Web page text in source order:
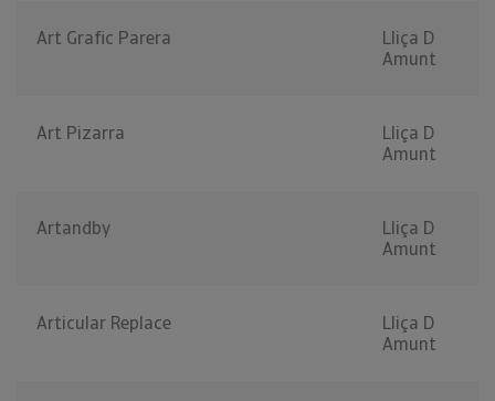
Art Grafic Parera
Lliça D
Amunt
Art Pizarra
Lliça D
Amunt
Artandby
Lliça D
Amunt
Articular Replace
Lliça D
Amunt